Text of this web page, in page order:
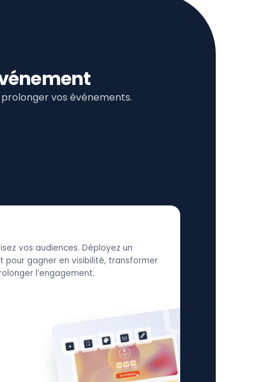
vos événements.
vos audiences. Déployez un
gagner en visibilité, transformer
l’engagement.